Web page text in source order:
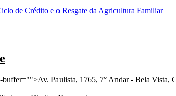
de Crédito e o Resgate da Agricultura Familiar
buffer="">Av. Paulista, 1765, 7° Andar - Bela Vista,